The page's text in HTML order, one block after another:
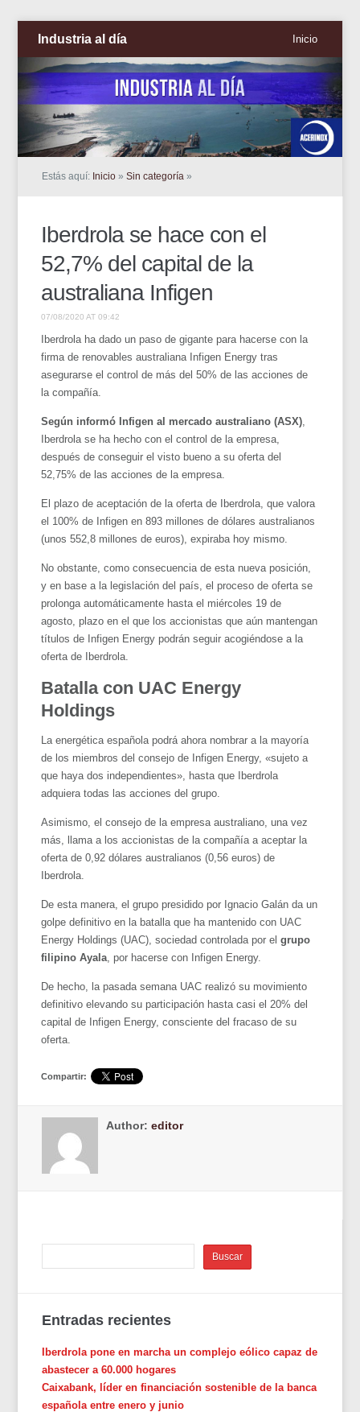
Industria al día Inicio
Estás aquí: Inicio »Sin categoría »
Iberdrola se hace con el
52,7% del capital de la
australiana Infigen
07/08/2020 AT 09:42
Iberdrola ha dado un paso de gigante para hacerse con la
firma de renovables australiana Infigen Energy tras
asegurarse el control de más del 50% de las acciones de
la compañía.
Según informó Infigen al mercado australiano (ASX)
Iberdrola se ha hecho con el control de la empresa,
después de conseguir el visto bueno a su oferta del
52,75% de las acciones de la empresa.
El plazo de aceptación de la oferta de Iberdrola, que valora
el 100% de Infigen en 893 millones de dólares australianos
(unos 552,8 millones de euros), expiraba hoy mismo.
No obstante, como consecuencia de esta nueva posición,
y en base a la legislación del país, el proceso de oferta se
prolonga automáticamente hasta el miércoles 19 de
agosto, plazo en el que los accionistas que aún mantengan
títulos de Infigen Energy podrán seguir acogiéndose a la
oferta de Iberdrola.
Batalla con UAC Energy
Holdings
La energética española podrá ahora nombrar a la mayoría
de los miembros del consejo de Infigen Energy, «sujeto a
que haya dos independientes», hasta que Iberdrola
adquiera todas las acciones del grupo.
Asimismo, el consejo de la empresa australiano, una vez
más, llama a los accionistas de la compañía a aceptar la
oferta de 0,92 dólares australianos (0,56 euros) de
Iberdrola.
De esta manera, el grupo presidido por Ignacio Galán da un
golpe definitivo en la batalla que ha mantenido con UAC
Energy Holdings (UAC), sociedad controlada por elgrupo
filipino Ayala , por hacerse con Infigen Energy.
De hecho, la pasada semana UAC realizó su movimiento
definitivo elevando su participación hasta casi el 20% del
capital de Infigen Energy, consciente del fracaso de su
oferta.
Compartir:
Author:editor
Entradas recientes
Iberdrola pone en marcha un complejo eólico capaz de
abastecer a 60.000 hogares
Caixabank, líder en financiación sostenible de la banca
española entre enero y junio